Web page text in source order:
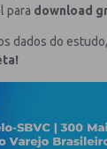
para download
dados do estudo,